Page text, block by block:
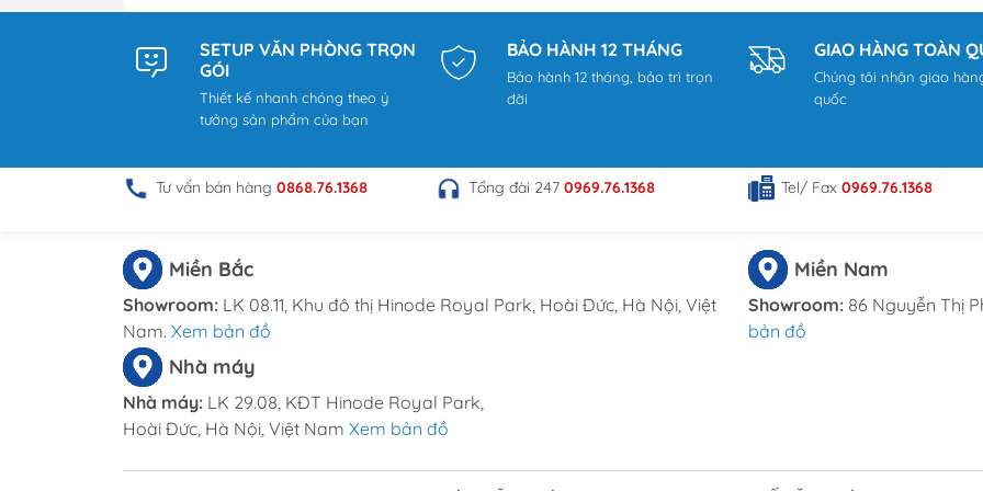
Đặt hàng online tại website:
Noithatduongdong.com
Hà Nội : A11 Xuân Phương Garden, đường Trịnh Văn Bô, phường Phương Canh, Quận Nam Từ Liêm,
Thành Phố Hà Nội.
HCM : 86 Nguyễn Thị Pha, ấp 6, xã Đông Thạnh, Hóc Môn, TP HCM
Email : dautuduongdong@gmail.com
SETUP VĂN PHÒNG TRỌN
GÓI
Thiết kế nhanh chóng theo ý
tưởng sản phẩm của bạn
BẢO HÀNH 12 THÁNG
Bảo hành 12 tháng, bảo trì trọn
đời
GIAO HÀNG TOÀN
Chúng tôi nhận giao
quốc
Tư vấn bán hàng 0868.76.1368 Tổng đài 247 0969.76.1368 Tel/ Fax 0969.76.1368
Miền Bắc
Showroom: LK 08.11, Khu đô thị Hinode Royal Park, Hoài Đức, Hà Nội, Việt
Nam. Xem bản đồ
Miền Nam
Showroom: 86 Nguyễn Thị
bản đồ
Nhà máy
Nhà máy: LK 29.08, KĐT Hinode Royal Park,
Hoài Đức, Hà Nội, Việt Nam Xem bản đồ